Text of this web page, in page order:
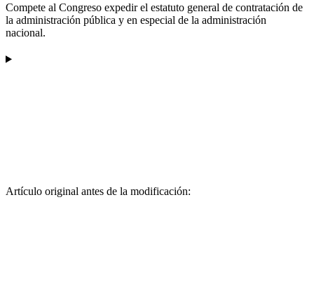
Compete al Congreso expedir el estatuto general de contratación de
la administración pública y en especial de la administración
nacional.
Artículo original antes de la modificación: